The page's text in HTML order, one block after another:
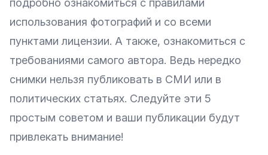
подробно ознакомиться с правилами
использования фотографий и со всеми
пунктами лицензии. А также, ознакомиться с
требованиями самого автора. Ведь нередко
снимки нельзя публиковать в СМИ или в
политических статьях. Следуйте эти 5
простым советом и ваши публикации будут
привлекать внимание!